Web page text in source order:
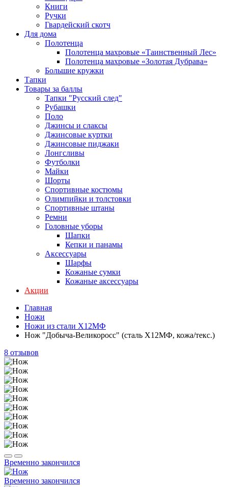
Книги
Ручки
Гвардейский скотч
Для дома
Полотенца
Полотенца махровые «Таинственный Лес»
Полотенца махровые «Золотая Дубрава»
Большие кружки
Тапки
Товары за баллы
Тапки "Русский след"
Рубашки
Поло
Джинсы и слаксы
Джинсовые куртки
Джинсовые пиджаки
Лонгсливы
Футболки
Майки
Шорты
Спортивные костюмы
Олимпийки и толстовки
Спортивные штаны
Ремни
Головные уборы
Шапки
Кепки и панамы
Аксессуары
Шарфы
Кожаные сумки
Кожаные аксессуары
Акции
Главная
Ножи
Ножи из стали Х12МФ
Нож "Добыча-Великоросс" (сталь Х12МФ, кожа/текс.)
8 отзывов
Временно закончился
Временно закончился